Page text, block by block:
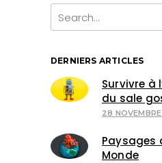
Search
for:
DERNIERS ARTICLES
Survivre à
du sale
28
Paysages
Monde